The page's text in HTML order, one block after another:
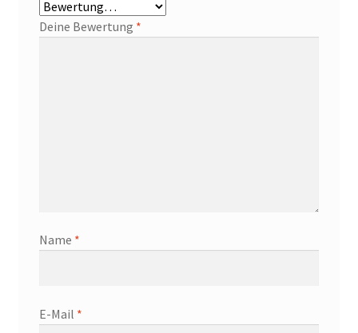
Deine Bewertung *
Name *
E-Mail *